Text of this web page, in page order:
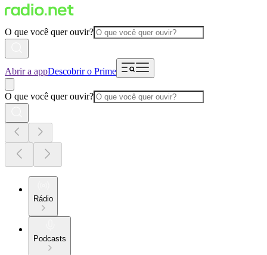
O que você quer ouvir?
Abrir a appDescobrir o Prime
O que você quer ouvir?
Rádio
Podcasts